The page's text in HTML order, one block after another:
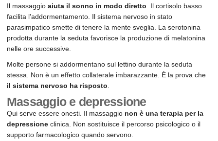
Il massaggio aiuta il sonno in modo diretto. Il cortisolo basso
facilita l'addormentamento. Il sistema nervoso in stato
parasimpatico smette di tenere la mente sveglia. La serotonina
prodotta durante la seduta favorisce la produzione di melatonina
nelle ore successive.
Molte persone si addormentano sul lettino durante la seduta
stessa. Non è un effetto collaterale imbarazzante. È la prova che
il sistema nervoso ha risposto.
Massaggio e depressione
Qui serve essere onesti. Il massaggio non è una terapia per la
depressione clinica. Non sostituisce il percorso psicologico o il
supporto farmacologico quando servono.